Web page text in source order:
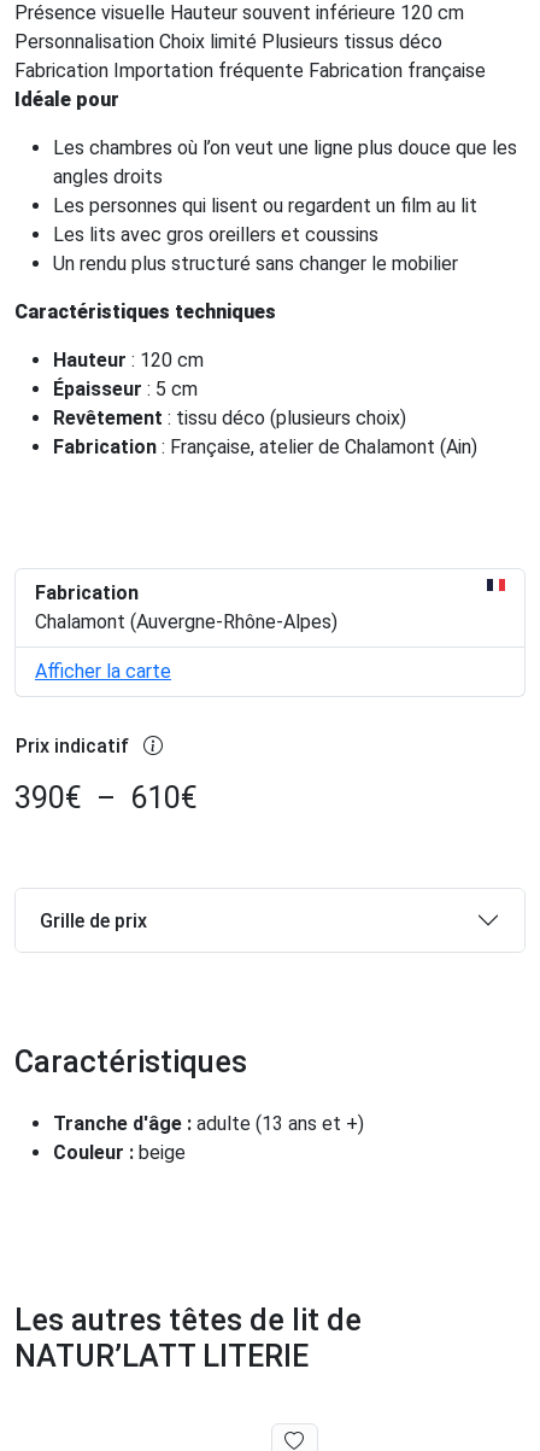
Présence visuelle Hauteur souvent inférieure 120 cm
Personnalisation Choix limité Plusieurs tissus déco
Fabrication Importation fréquente Fabrication française
Idéale pour
Les chambres où l’on veut une ligne plus douce que les
angles droits
Les personnes qui lisent ou regardent un film au lit
Les lits avec gros oreillers et coussins
Un rendu plus structuré sans changer le mobilier
Caractéristiques techniques
Hauteur : 120 cm
Épaisseur : 5 cm
Revêtement : tissu déco (plusieurs choix)
Fabrication : Française, atelier de Chalamont (Ain)
Fabrication
Chalamont (Auvergne-Rhône-Alpes)
Afficher la carte
Prix indicatif
390€ – 610€
Grille de prix
Caractéristiques
Tranche d'âge : adulte (13 ans et +)
Couleur : beige
Les autres têtes de lit de
NATUR’LATT LITERIE